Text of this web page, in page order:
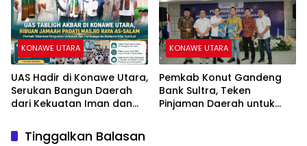
KONAWE UTARA
UAS Hadir di Konawe Utara,
Serukan Bangun Daerah
dari Kekuatan Iman dan
KONAWE UTARA
Pemkab Konut Gandeng
Bank Sultra, Teken
Pinjaman Daerah untuk
Tinggalkan Balasan